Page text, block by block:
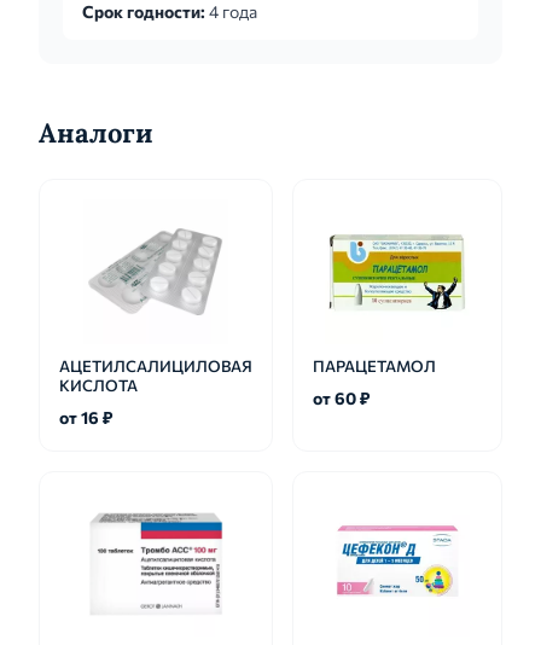
применения устанавливает врач.
Срок годности: 4 года
Аналоги
АЦЕТИЛСАЛИЦИЛОВАЯ
КИСЛОТА
от 16 ₽
ПАРАЦЕТАМОЛ
от 60 ₽